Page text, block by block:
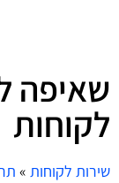
שאיפה
לקוחות
שירות לקוחות »